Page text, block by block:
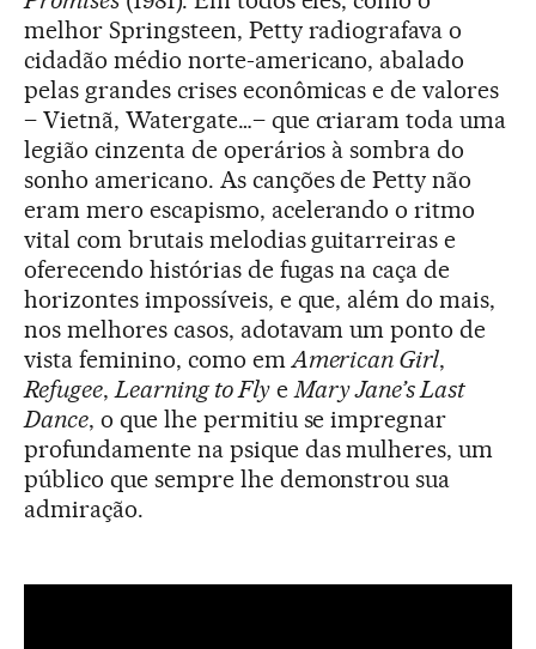
melhor Springsteen, Petty radiografava o
cidadão médio norte-americano, abalado
pelas grandes crises econômicas e de valores
– Vietnã, Watergate…– que criaram toda uma
legião cinzenta de operários à sombra do
sonho americano. As canções de Petty não
eram mero escapismo, acelerando o ritmo
vital com brutais melodias guitarreiras e
oferecendo histórias de fugas na caça de
horizontes impossíveis, e que, além do mais,
nos melhores casos, adotavam um ponto de
vista feminino, como em American Girl,
Refugee, Learning to Flye Mary Jane’s Last
Dance, o que lhe permitiu se impregnar
profundamente na psique das mulheres, um
público que sempre lhe demonstrou sua
admiração.